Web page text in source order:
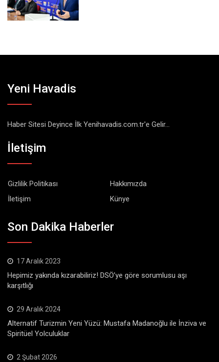
Yeni Havadis
Haber Sitesi Deyince İlk Yenihavadis.com.tr'e Gelir...
İletişim
Gizlilik Politikası
Hakkımızda
İletişim
Künye
Son Dakika Haberler
17 Aralık 2023
Hepimiz yakında kızarabiliriz! DSÖ’ye göre sorumlusu aşı
karşıtlığı
29 Aralık 2024
Alternatif Turizmin Yeni Yüzü: Mustafa Madanoğlu ile İnziva ve
Spiritüel Yolculuklar
2 Şubat 2026